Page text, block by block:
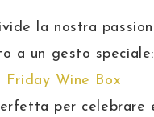
la nostra
a un gesto speciale:
Friday Wine Box
per celebrare